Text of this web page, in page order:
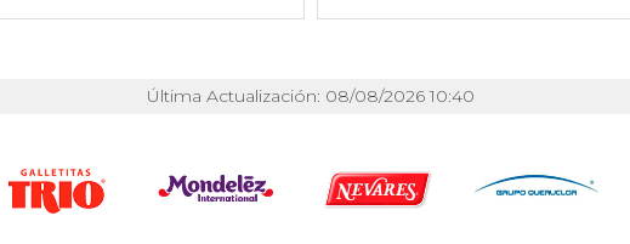
Última Actualización: 08/08/2026 10:40